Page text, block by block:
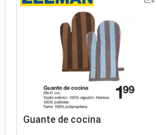
Guante de cocina